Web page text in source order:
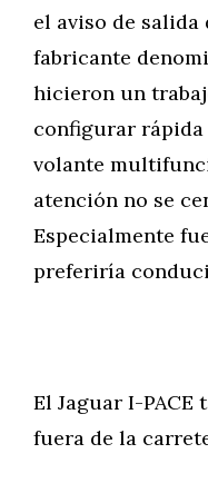
el aviso de
fabricante
hicieron un
configurar
volante
atención no se
Especialmente
preferiría
El Jaguar I-
fuera de la